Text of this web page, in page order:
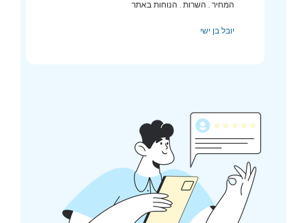
המחיר . השרות . הנוחות באתר
יובל בן ישי